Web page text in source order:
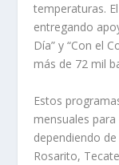
temperaturas.
entregando
Día” y “Con el
más de 72 mil
Estos
mensuales
dependiendo
Rosarito,